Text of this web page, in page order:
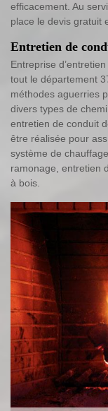
efficacement. Au
place le devis gratuit
Entretien de
Entreprise
tout le département
méthodes aguerries
divers types de
entretien de conduit
être réalisée pour
système de
ramonage, entretien
à bois.